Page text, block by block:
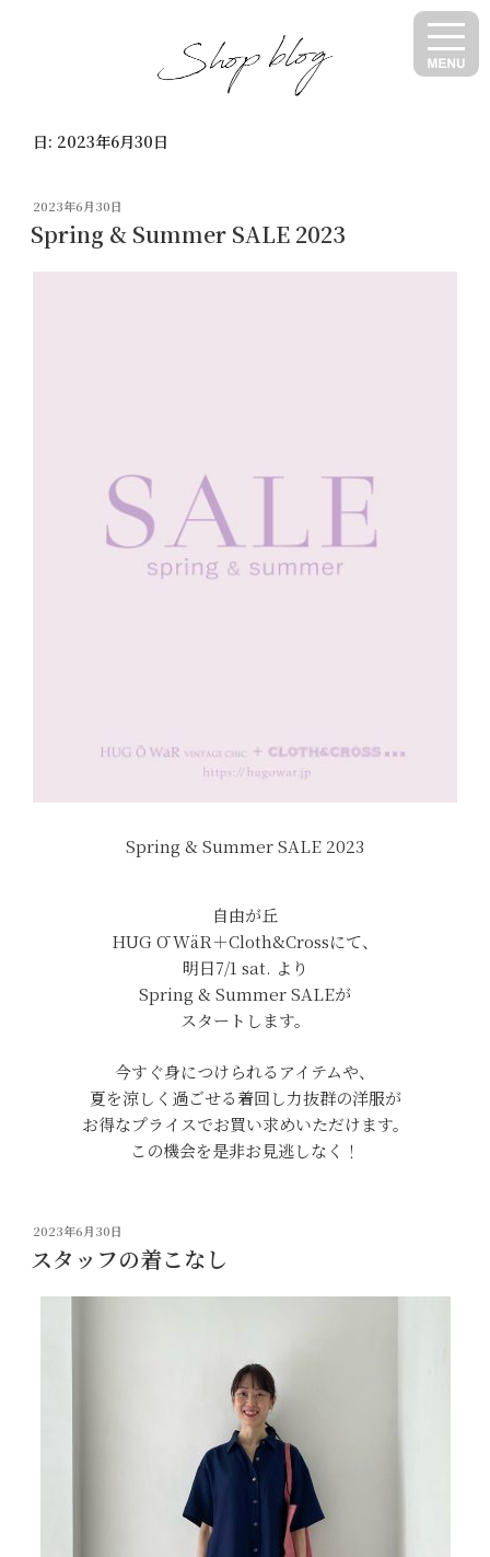
日: 2023年6月30日
投
稿
日:
2023年6月30日
Spring & Summer SALE 2023
Spring & Summer SALE 2023
自由が丘
HUG Ō WäR＋Cloth&Crossにて、
明日7/1 sat. より
Spring & Summer SALEが
スタートします。
今すぐ身につけられるアイテムや、
夏を涼しく過ごせる着回し力抜群の洋服が
お得なプライスでお買い求めいただけます。
この機会を是非お見逃しなく！
投
稿
日:
2023年6月30日
スタッフの着こなし